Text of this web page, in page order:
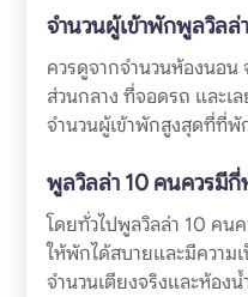
จำนวนผู้เข้าพักพูลวิลล่
ควรดูจากจำนวนห้องนอน
ส่วนกลาง ที่จอดรถ และเ
จำนวนผู้เข้าพักสูงสุดที่ที่พั
พูลวิลล่า 10 คนควรมี
โดยทั่วไปพูลวิลล่า 10 คน
ให้พักได้สบายและมีความ
จำนวนเตียงจริงและห้อง